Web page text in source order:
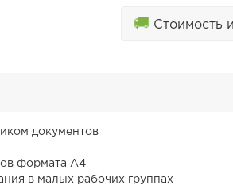
🚚 Стоимость
документов
формата А4
в малых рабочих группах